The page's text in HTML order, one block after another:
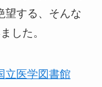
望する、そんな
した。
立医学図書館